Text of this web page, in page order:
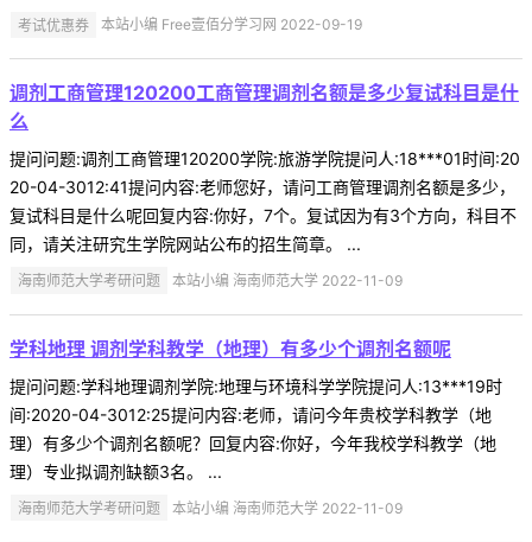
考试优惠券 本站小编 Free壹佰分学习网 2022-09-19
调剂工商管理120200工商管理调剂名额是多少复试科目是什
么
提问问题:调剂工商管理120200学院:旅游学院提问人:18***01时间:20
20-04-3012:41提问内容:老师您好，请问工商管理调剂名额是多少，
复试科目是什么呢回复内容:你好，7个。复试因为有3个方向，科目不
同，请关注研究生学院网站公布的招生简章。 ...
海南师范大学考研问题 本站小编 海南师范大学 2022-11-09
学科地理 调剂学科教学（地理）有多少个调剂名额呢
提问问题:学科地理调剂学院:地理与环境科学学院提问人:13***19时
间:2020-04-3012:25提问内容:老师，请问今年贵校学科教学（地
理）有多少个调剂名额呢？回复内容:你好，今年我校学科教学（地
理）专业拟调剂缺额3名。 ...
海南师范大学考研问题 本站小编 海南师范大学 2022-11-09